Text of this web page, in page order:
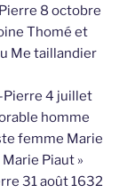
8 octobre
Thomé et
Me taillandier
Pierre 4 juillet
homme
femme Marie
Piaut »
31 août 1632